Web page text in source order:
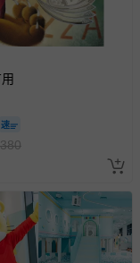
、泳裝、襪子、地
、包屁衣、學習
器、哺乳衣、托腹
可拆封」，或具警
貨 & 退款問題
380